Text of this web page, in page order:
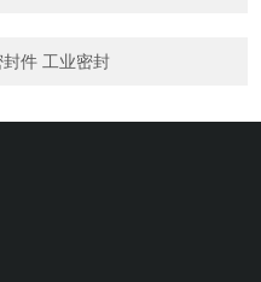
件 工业密封